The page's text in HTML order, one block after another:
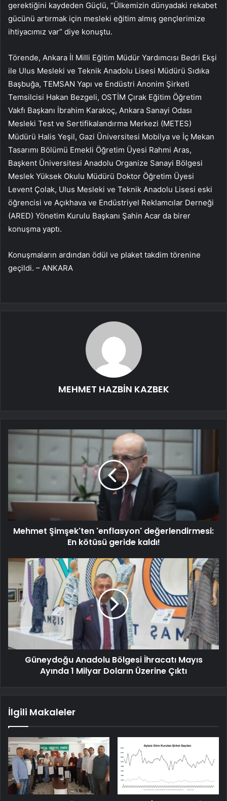
gerektiğini kaydeden Güçlü, “Ülkemizin dünyadaki rekabet
gücünü artırmak için mesleki eğitim almış gençlerimize
ihtiyacımız var” diye konuştu.
Törende, Ankara İl Milli Eğitim Müdür Yardımcısı Bedri Ekşi
ile Ulus Mesleki ve Teknik Anadolu Lisesi Müdürü Sıdıka
Başbuğa, TEMSAN Yapı ve Endüstri Anonim Şirketi
Temsilcisi Hakan Bezgeli, OSTİM Çırak Eğitim Öğretim
Vakfı Başkanı İbrahim Karakoç, Ankara Sanayi Odası
Mesleki Test ve Sertifikalandırma Merkezi (METES)
Müdürü Halis Yeşil, Gazi Üniversitesi Mobilya ve İç Mekan
Tasarımı Bölümü Emekli Öğretim Üyesi Rahmi Aras,
Başkent Üniversitesi Anadolu Organize Sanayi Bölgesi
Meslek Yüksek Okulu Müdürü Doktor Öğretim Üyesi
Levent Çolak, Ulus Mesleki ve Teknik Anadolu Lisesi eski
öğrencisi ve Açıkhava ve Endüstriyel Reklamcılar Derneği
(ARED) Yönetim Kurulu Başkanı Şahin Acar da birer
konuşma yaptı.
Konuşmaların ardından ödül ve plaket takdim törenine
geçildi. – ANKARA
MEHMET HAZBİN KAZBEK
Mehmet Şimşek'ten 'enflasyon' değerlendirmesi:
En kötüsü geride kaldı!
Güneydoğu Anadolu Bölgesi İhracatı Mayıs
Ayında 1 Milyar Doların Üzerine Çıktı
İlgili Makaleler